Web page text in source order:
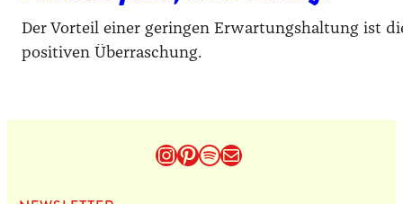
Der Vorteil einer geringen Erwartungshaltung ist
positiven Überraschung.
Instagram
Pinterest
Spotify
E-Mail